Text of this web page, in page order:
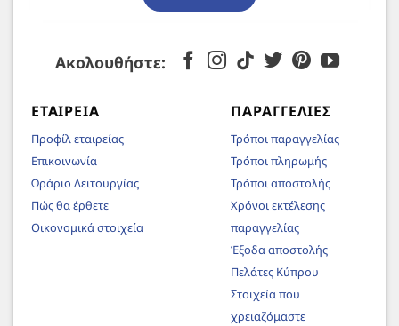
Ακολουθήστε:
ΕΤΑΙΡΕΊΑ
Προφίλ εταιρείας
Επικοινωνία
Ωράριο Λειτουργίας
Πώς θα έρθετε
Οικονομικά στοιχεία
ΠΑΡΑΓΓΕΛΊΕΣ
Τρόποι παραγγελίας
Τρόποι πληρωμής
Τρόποι αποστολής
Χρόνοι εκτέλεσης
παραγγελίας
Έξοδα αποστολής
Πελάτες Κύπρου
Στοιχεία που
χρειαζόμαστε